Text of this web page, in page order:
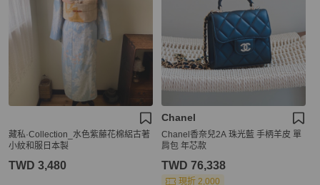
藏私·Collection_水色紫藤花棉絽古著
小紋和服日本製
TWD 3,480
Chanel
Chanel香奈兒2A 珠光藍 手柄羊皮 單
肩包 年芯款
TWD 76,338
現折 2,000